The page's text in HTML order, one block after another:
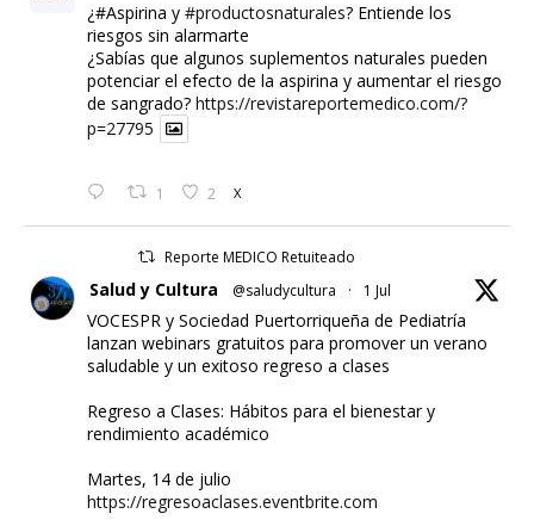
¿#Aspirina y #productosnaturales? Entiende los
riesgos sin alarmarte
¿Sabías que algunos suplementos naturales pueden
potenciar el efecto de la aspirina y aumentar el riesgo
de sangrado? https://revistareportemedico.com/?
p=27795
1 2 X
Reporte MEDICO Retuiteado
Salud y Cultura @saludycultura · 1 Jul
VOCESPR y Sociedad Puertorriqueña de Pediatría
lanzan webinars gratuitos para promover un verano
saludable y un exitoso regreso a clases
Regreso a Clases: Hábitos para el bienestar y
rendimiento académico
Martes, 14 de julio
https://regresoaclases.eventbrite.com